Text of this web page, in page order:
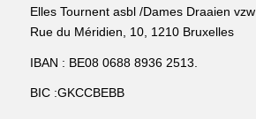
Elles Tournent asbl /Dames Draaien vzw
Rue du Méridien, 10, 1210 Bruxelles
IBAN : BE08 0688 8936 2513.
BIC :GKCCBEBB